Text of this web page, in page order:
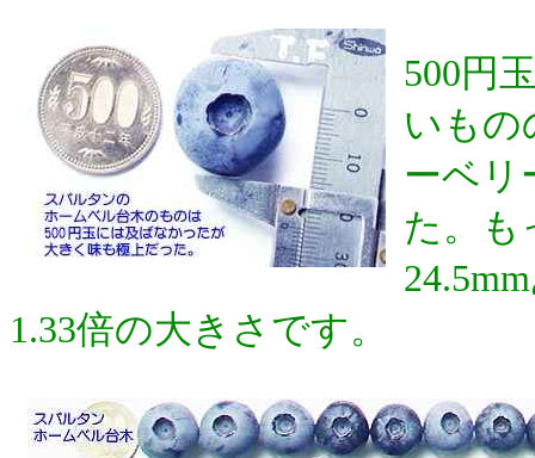
500円
いもの
ーベリ
た。も
1.33倍の大きさです。